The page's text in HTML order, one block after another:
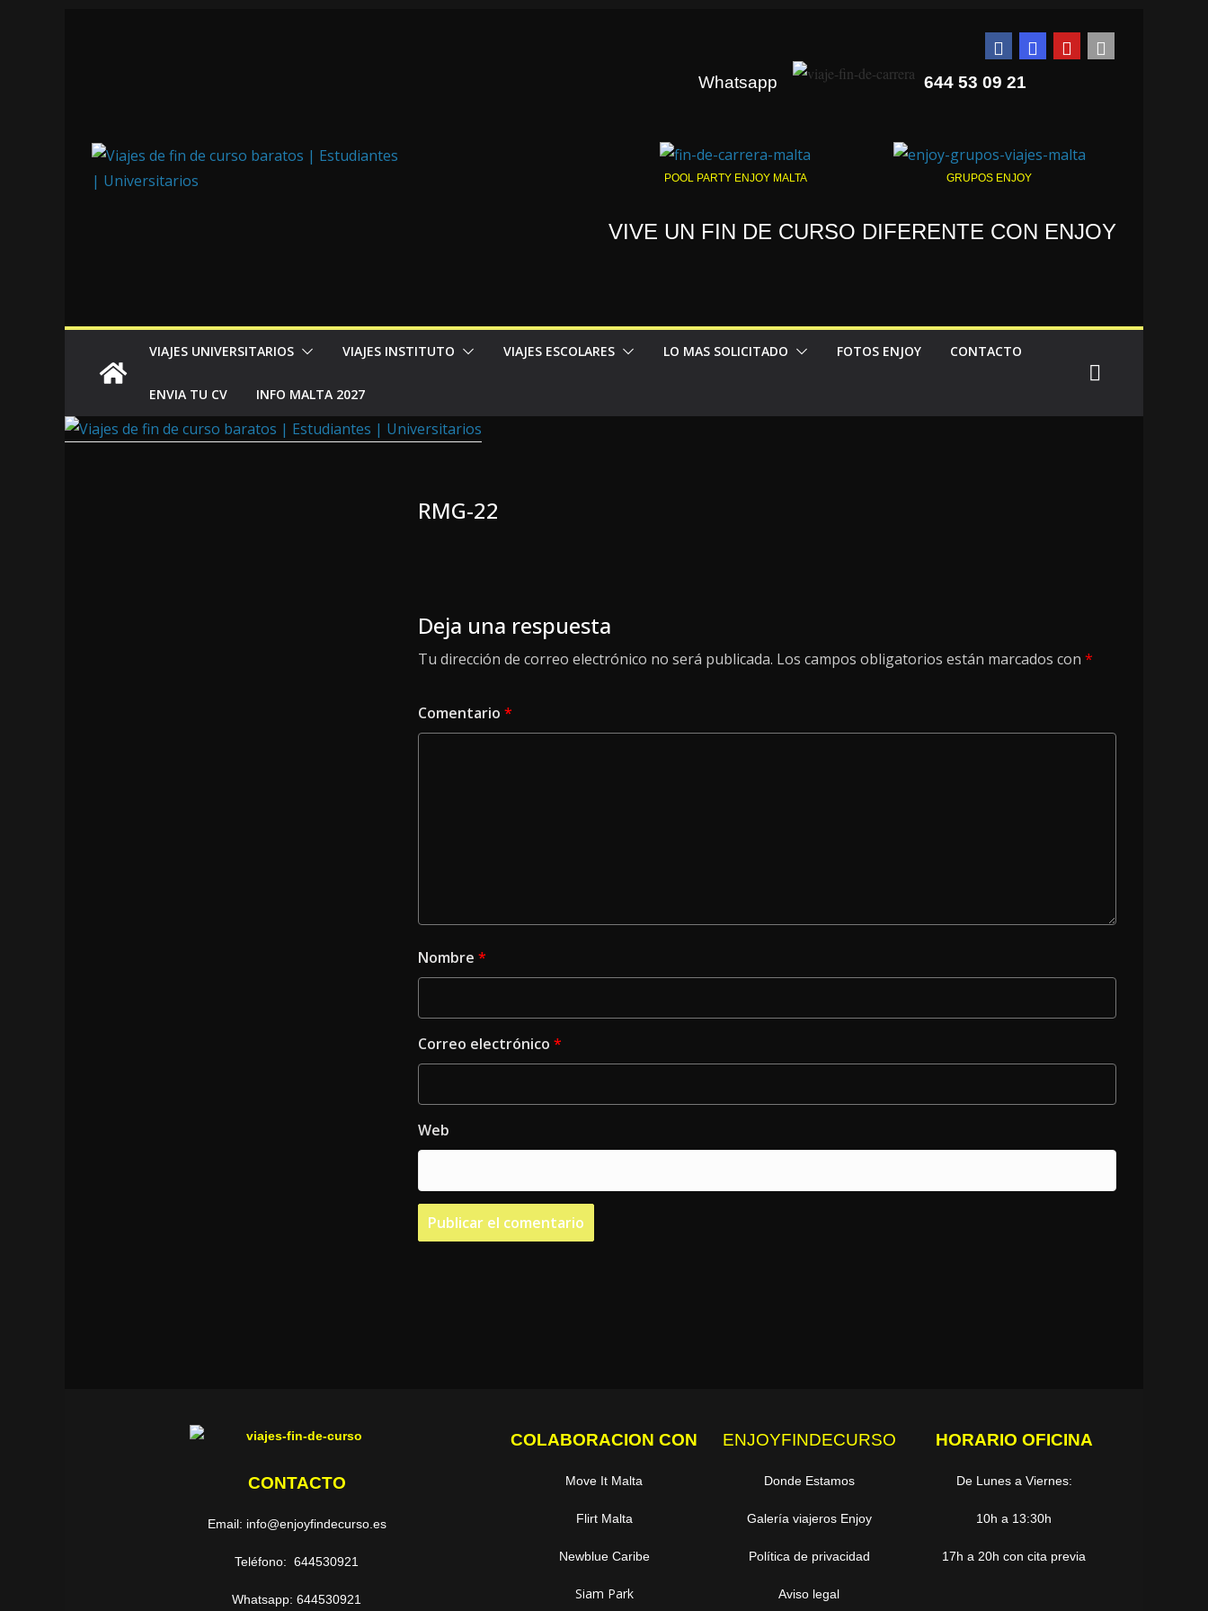
Whatsapp 644 53 09 21
POOL PARTY ENJOY MALTA GRUPOS ENJOY
VIVE UN FIN DE CURSO DIFERENTE CON ENJOY
VIAJES UNIVERSITARIOS VIAJES INSTITUTO VIAJES ESCOLARES LO MAS SOLICITADO FOTOS ENJOY CONTACTO
ENVIA TU CV INFO MALTA 2027
RMG-22
Deja una respuesta
Tu dirección de correo electrónico no será publicada. Los campos obligatorios están marcados con *
Comentario *
Nombre *
Correo electrónico *
Web
CONTACTO
Email: info@enjoyfindecurso.es
Teléfono: 644530921
Whatsapp: 644530921
COLABORACION CON
Move It Malta
Flirt Malta
Newblue Caribe
Siam Park
ENJOYFINDECURSO
Donde Estamos
Galería viajeros Enjoy
Política de privacidad
Aviso legal
HORARIO OFICINA
De Lunes a Viernes:
10h a 13:30h
17h a 20h con cita previa